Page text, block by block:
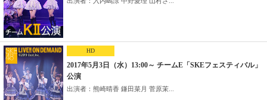
HD
2017年5月3日（水）13:00～ チームE「SKEフェスティバル」
公演
出演者：熊崎晴香 鎌田菜月 菅原茉...